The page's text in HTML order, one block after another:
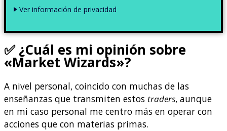
Ver información de privacidad
✅¿Cuál es mi opinión sobre
«Market Wizards»?
A nivel personal, coincido con muchas de las
enseñanzas que transmiten estos traders, aunque
en mi caso personal me centro más en operar con
acciones que con materias primas.